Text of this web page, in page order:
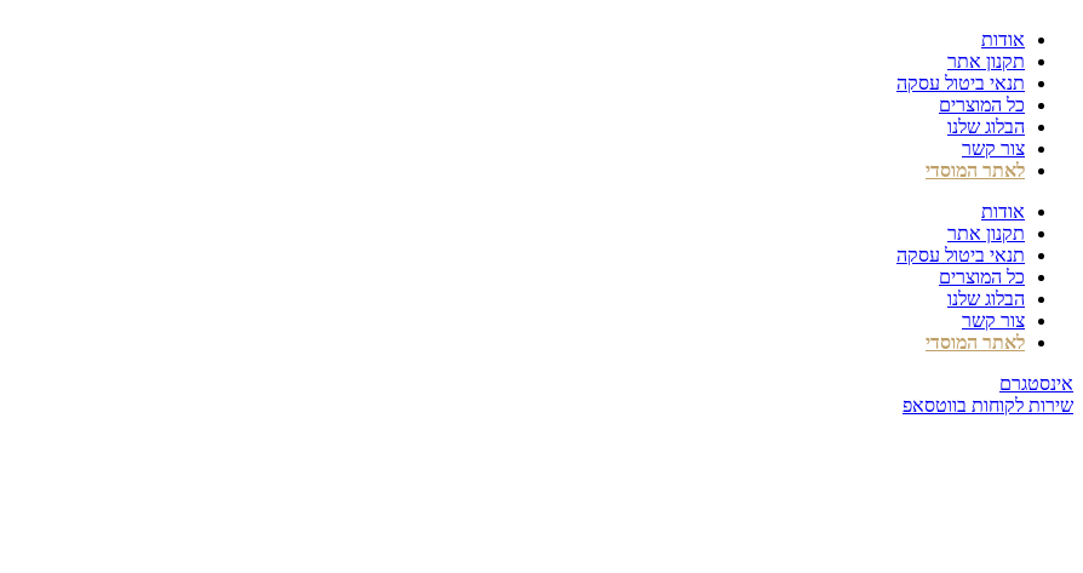
לתוכן
אודות
תקנון אתר
תנאי ביטול עסקה
כל המוצרים
הבלוג שלנו
צור קשר
לאתר המוסדי
אודות
תקנון אתר
תנאי ביטול עסקה
כל המוצרים
הבלוג שלנו
צור קשר
לאתר המוסדי
אינסטגרם
שירות לקוחות בווטסאפ